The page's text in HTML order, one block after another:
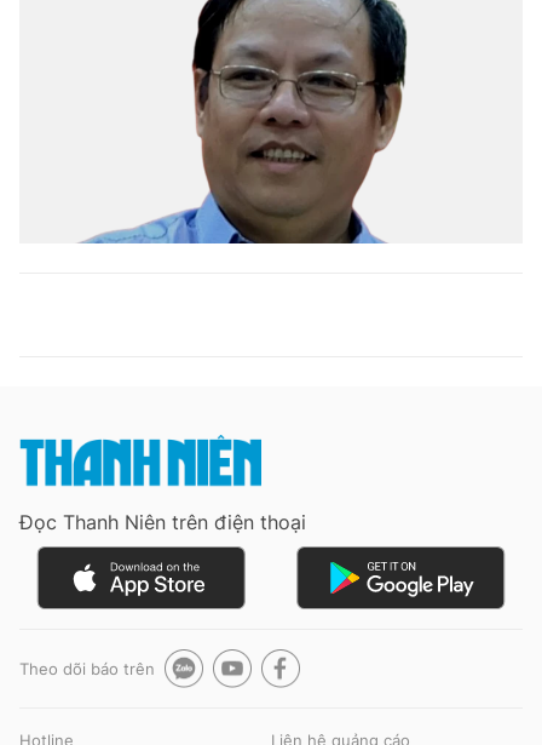
Đọc Thanh Niên trên điện thoại
Theo dõi báo trên
Hotline Liên hệ quảng cáo